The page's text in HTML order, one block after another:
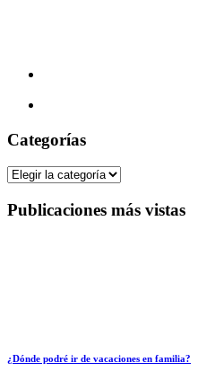
Categorías
Categorías
Publicaciones más vistas
¿Dónde podré ir de vacaciones en familia?